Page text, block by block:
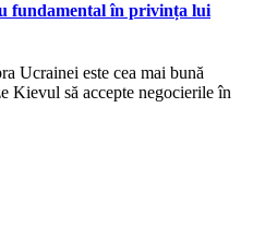
fundamental în privința lui
Ucrainei este cea mai bună
Kievul să accepte negocierile în